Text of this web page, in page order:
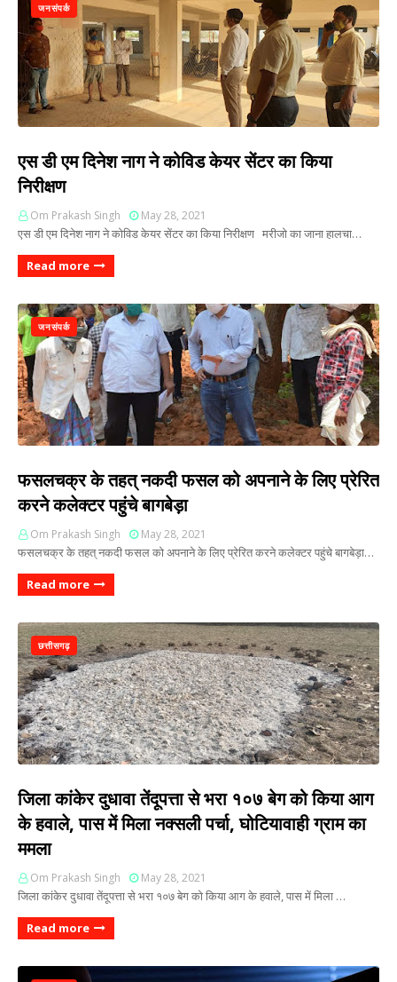
जनसंपर्क
एस डी एम दिनेश नाग ने कोविड केयर सेंटर का किया
निरीक्षण
Om Prakash Singh May 28, 2021
एस डी एम दिनेश नाग ने कोविड केयर सेंटर का किया निरीक्षण मरीजो का जाना हालचा…
Read more
जनसंपर्क
फसलचक्र के तहत् नकदी फसल को अपनाने के लिए प्रेरित
करने कलेक्टर पहुंचे बागबेड़ा
Om Prakash Singh May 28, 2021
फसलचक्र के तहत् नकदी फसल को अपनाने के लिए प्रेरित करने कलेक्टर पहुंचे बागबेड़ा…
Read more
छत्तीसगढ़
जिला कांकेर दुधावा तेंदूपत्ता से भरा १०७ बेग को किया आग
के हवाले, पास में मिला नक्सली पर्चा, घोटियावाही ग्राम का
ममला
Om Prakash Singh May 28, 2021
जिला कांकेर दुधावा तेंदूपत्ता से भरा १०७ बेग को किया आग के हवाले, पास में मिला …
Read more